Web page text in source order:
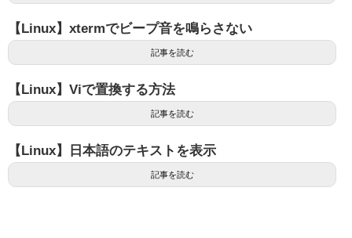
【Linux】xtermでビープ音を鳴らさない
記事を読む
【Linux】Viで置換する方法
記事を読む
【Linux】日本語のテキストを表示
記事を読む